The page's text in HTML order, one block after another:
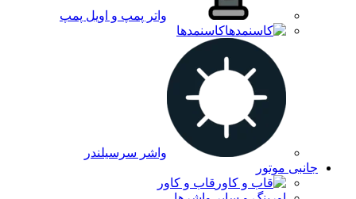
واتر پمپ و اویل پمپ
کاسنمدها
واشر سرسیلندر
جانبی موتور
قاب و کاور